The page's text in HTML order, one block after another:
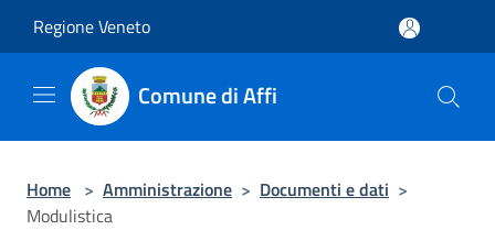
Regione Veneto
Comune di Affi
Home > Amministrazione > Documenti e dati >
Modulistica